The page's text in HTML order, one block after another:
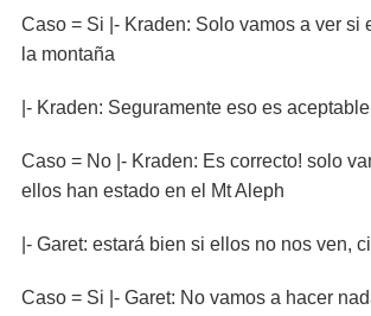
Caso = Si |- Kraden: Solo vamos a ver si
la montaña
|- Kraden: Seguramente eso es
Caso = No |- Kraden: Es correcto! solo
ellos han estado en el Mt Aleph
|- Garet: estará bien si ellos no nos ven,
Caso = Si |- Garet: No vamos a hacer